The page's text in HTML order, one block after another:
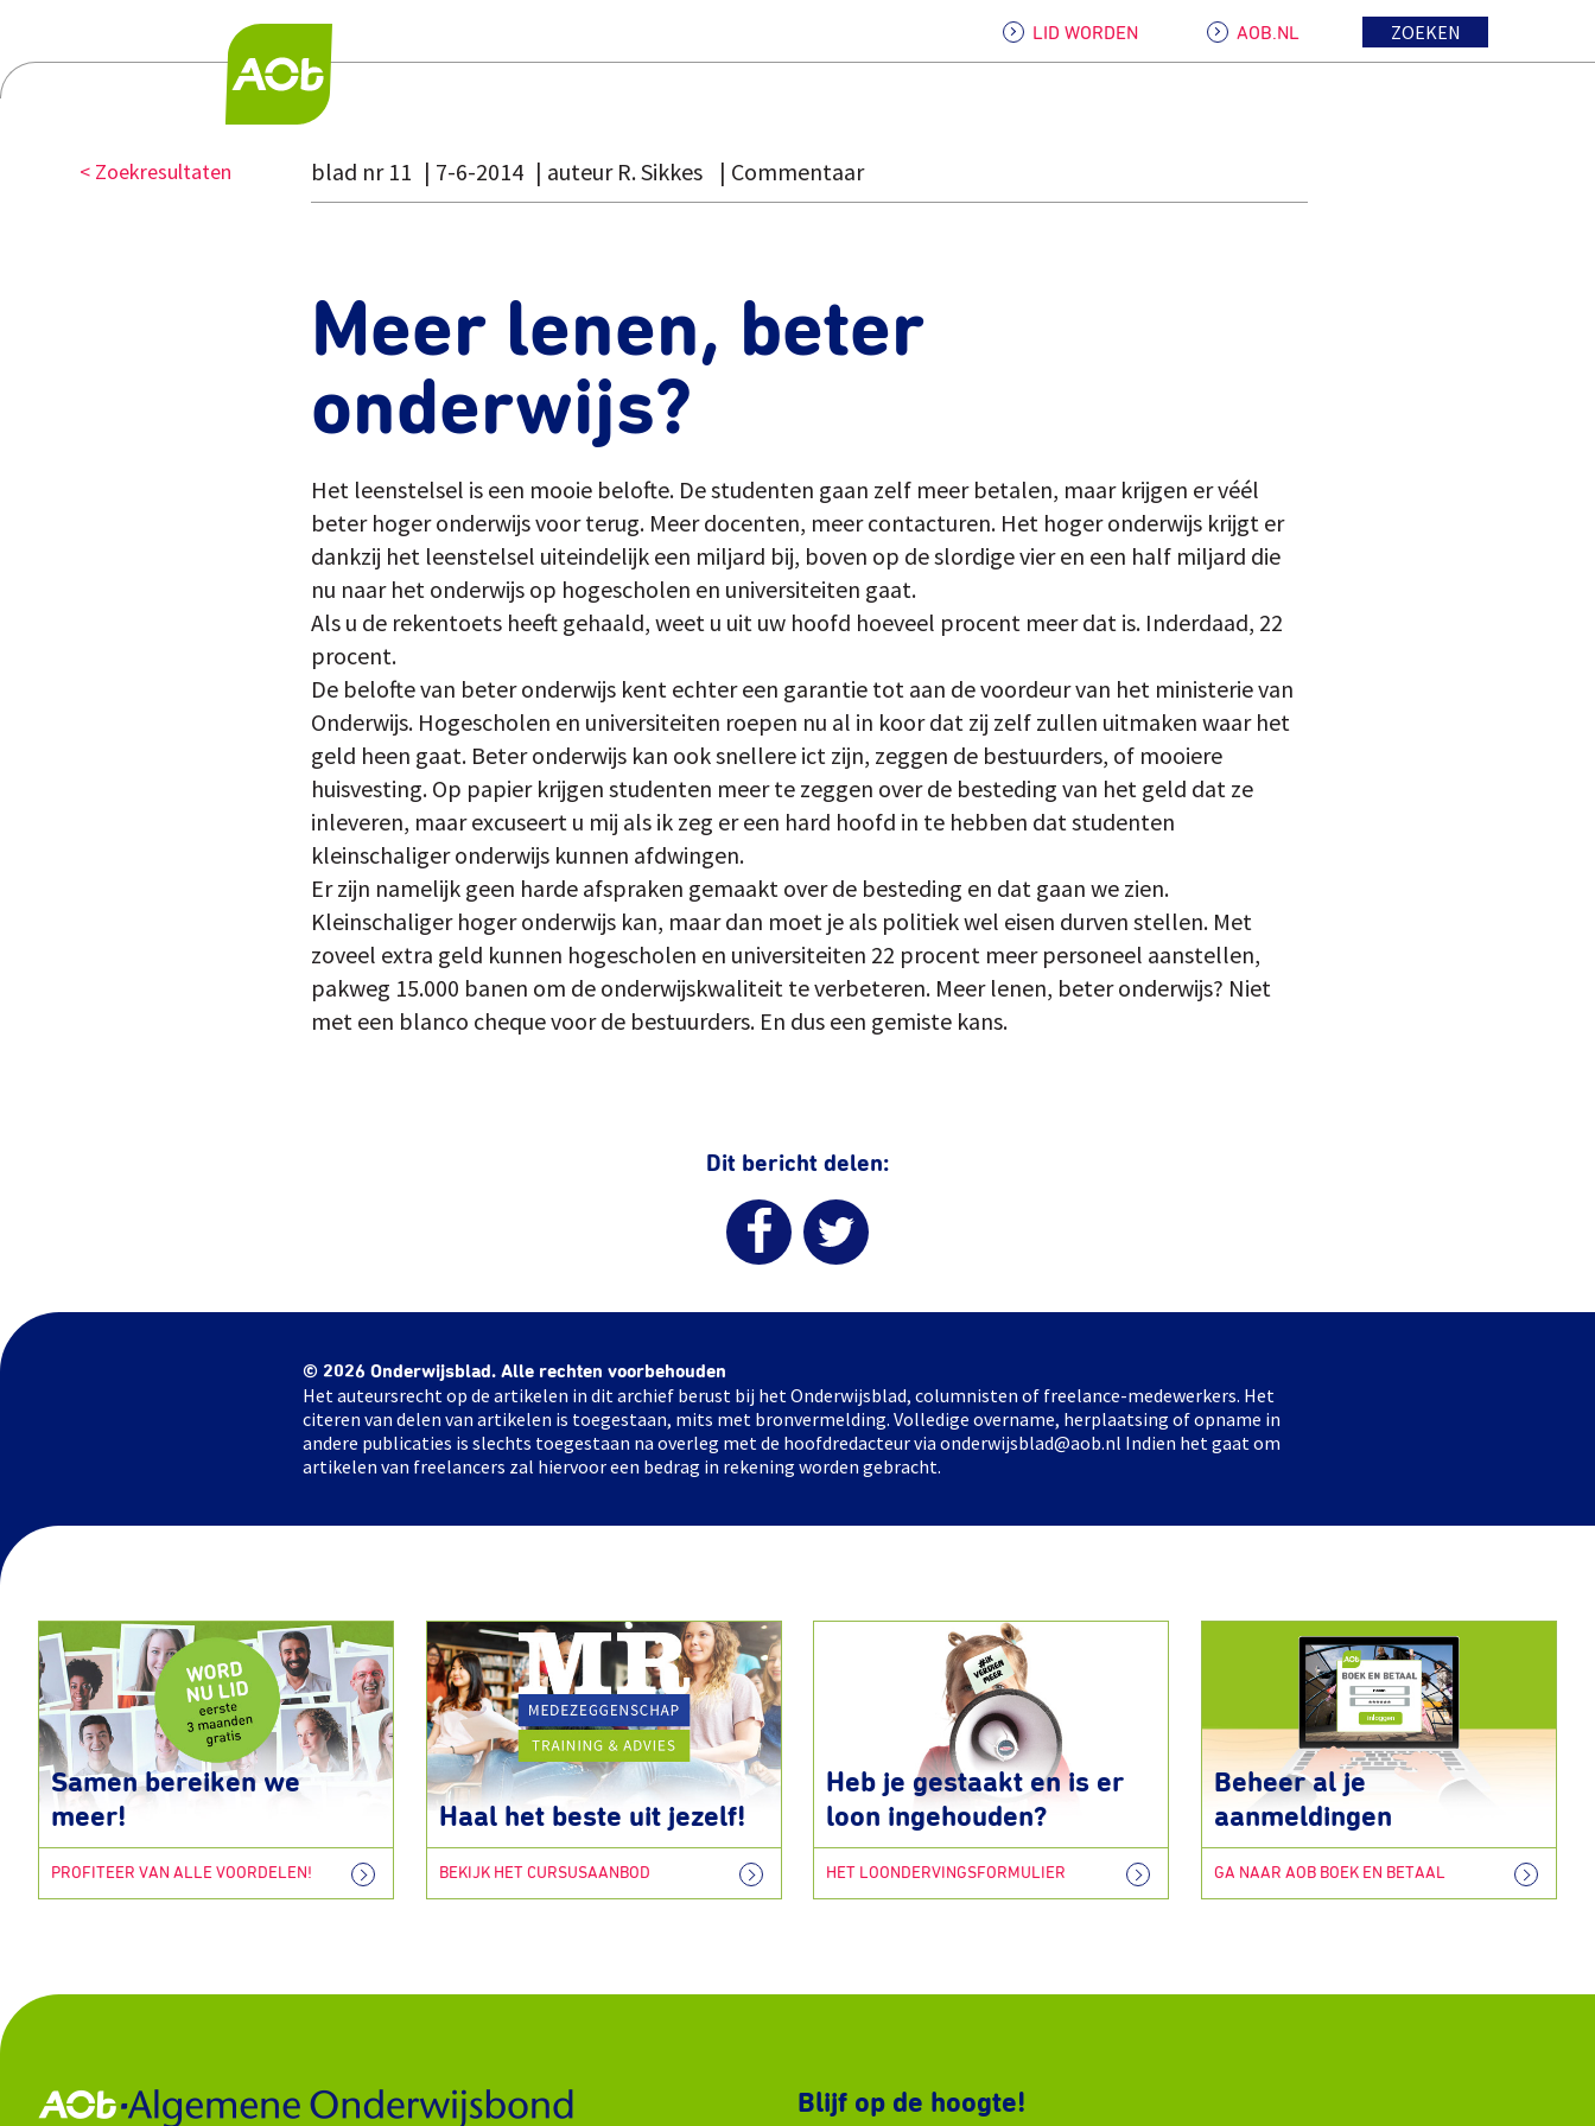
LID WORDEN AOB.NL ZOEKEN
< Zoekresultaten blad nr 11 7-6-2014 auteur R. Sikkes Commentaar
Meer lenen, beter
onderwijs?
Het leenstelsel is een mooie belofte. De studenten gaan zelf meer betalen, maar krijgen er véél
beter hoger onderwijs voor terug. Meer docenten, meer contacturen. Het hoger onderwijs krijgt er
dankzij het leenstelsel uiteindelijk een miljard bij, boven op de slordige vier en een half miljard die
nu naar het onderwijs op hogescholen en universiteiten gaat.
Als u de rekentoets heeft gehaald, weet u uit uw hoofd hoeveel procent meer dat is. Inderdaad, 22
procent.
De belofte van beter onderwijs kent echter een garantie tot aan de voordeur van het ministerie van
Onderwijs. Hogescholen en universiteiten roepen nu al in koor dat zij zelf zullen uitmaken waar het
geld heen gaat. Beter onderwijs kan ook snellere ict zijn, zeggen de bestuurders, of mooiere
huisvesting. Op papier krijgen studenten meer te zeggen over de besteding van het geld dat ze
inleveren, maar excuseert u mij als ik zeg er een hard hoofd in te hebben dat studenten
kleinschaliger onderwijs kunnen afdwingen.
Er zijn namelijk geen harde afspraken gemaakt over de besteding en dat gaan we zien.
Kleinschaliger hoger onderwijs kan, maar dan moet je als politiek wel eisen durven stellen. Met
zoveel extra geld kunnen hogescholen en universiteiten 22 procent meer personeel aanstellen,
pakweg 15.000 banen om de onderwijskwaliteit te verbeteren. Meer lenen, beter onderwijs? Niet
met een blanco cheque voor de bestuurders. En dus een gemiste kans.
Dit bericht delen:
© 2026 Onderwijsblad. Alle rechten voorbehouden
Het auteursrecht op de artikelen in dit archief berust bij het Onderwijsblad, columnisten of freelance-medewerkers. Het
citeren van delen van artikelen is toegestaan, mits met bronvermelding. Volledige overname, herplaatsing of opname in
andere publicaties is slechts toegestaan na overleg met de hoofdredacteur via onderwijsblad@aob.nl Indien het gaat om
artikelen van freelancers zal hiervoor een bedrag in rekening worden gebracht.
Samen bereiken we
meer!
PROFITEER VAN ALLE VOORDELEN!
Haal het beste uit jezelf!
BEKIJK HET CURSUSAANBOD
Heb je gestaakt en is er
loon ingehouden?
HET LOONDERVINGSFORMULIER
Beheer al je
aanmeldingen
GA NAAR AOB BOEK EN BETAAL
Blijf op de hoogte!